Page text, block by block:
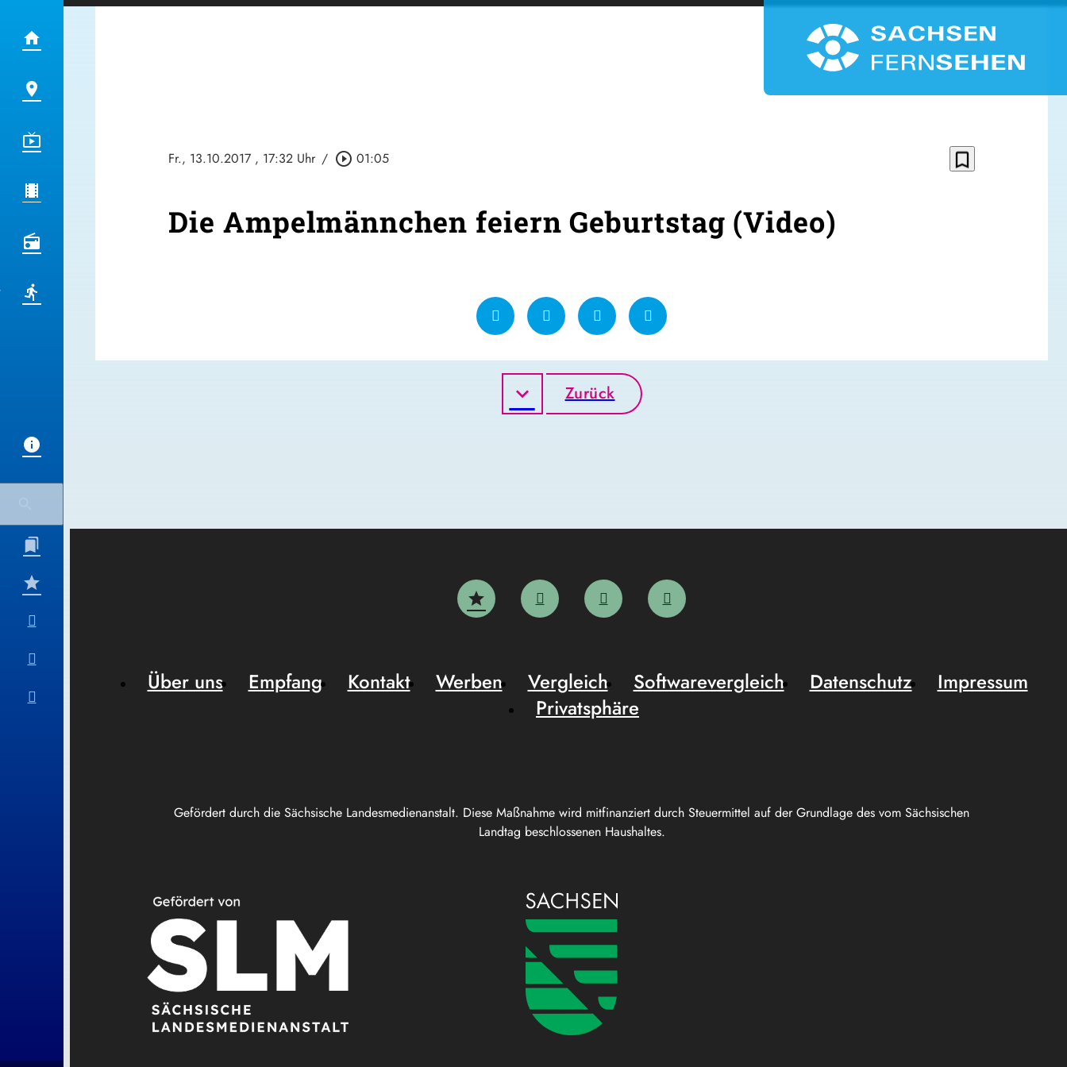
Fr., 13.10.2017 , 17:32 Uhr / play_circle_outline 01:05 bookmark_border
Die Ampelmännchen feiern Geburtstag (Video)
Zurück
Gefördert durch die Sächsische Landesmedienanstalt. Diese Maßnahme wird mitfinanziert durch Steuermittel auf der Grundlage des vom Sächsischen
Landtag beschlossenen Haushaltes.
Über uns Empfang Kontakt Werben Vergleich Softwarevergleich Datenschutz
Impressum
Privatsphäre